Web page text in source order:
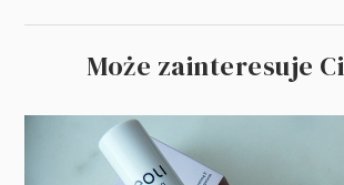
Może zainteresuje